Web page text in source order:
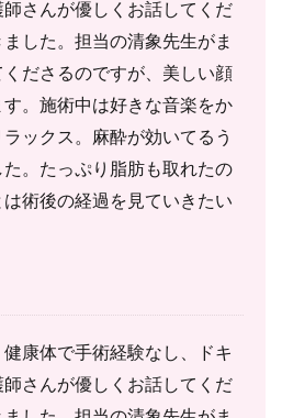
師さんが優しくお話してくだ
した。担当の清象先生がま
ださるのですが、美しい顔
。施術中は好きな音楽をか
ックス。麻酔が効いてるう
。たっぷり脂肪も取れたの
術後の経過を見ていきたい
康体で手術経験なし、ドキ
師さんが優しくお話してくだ